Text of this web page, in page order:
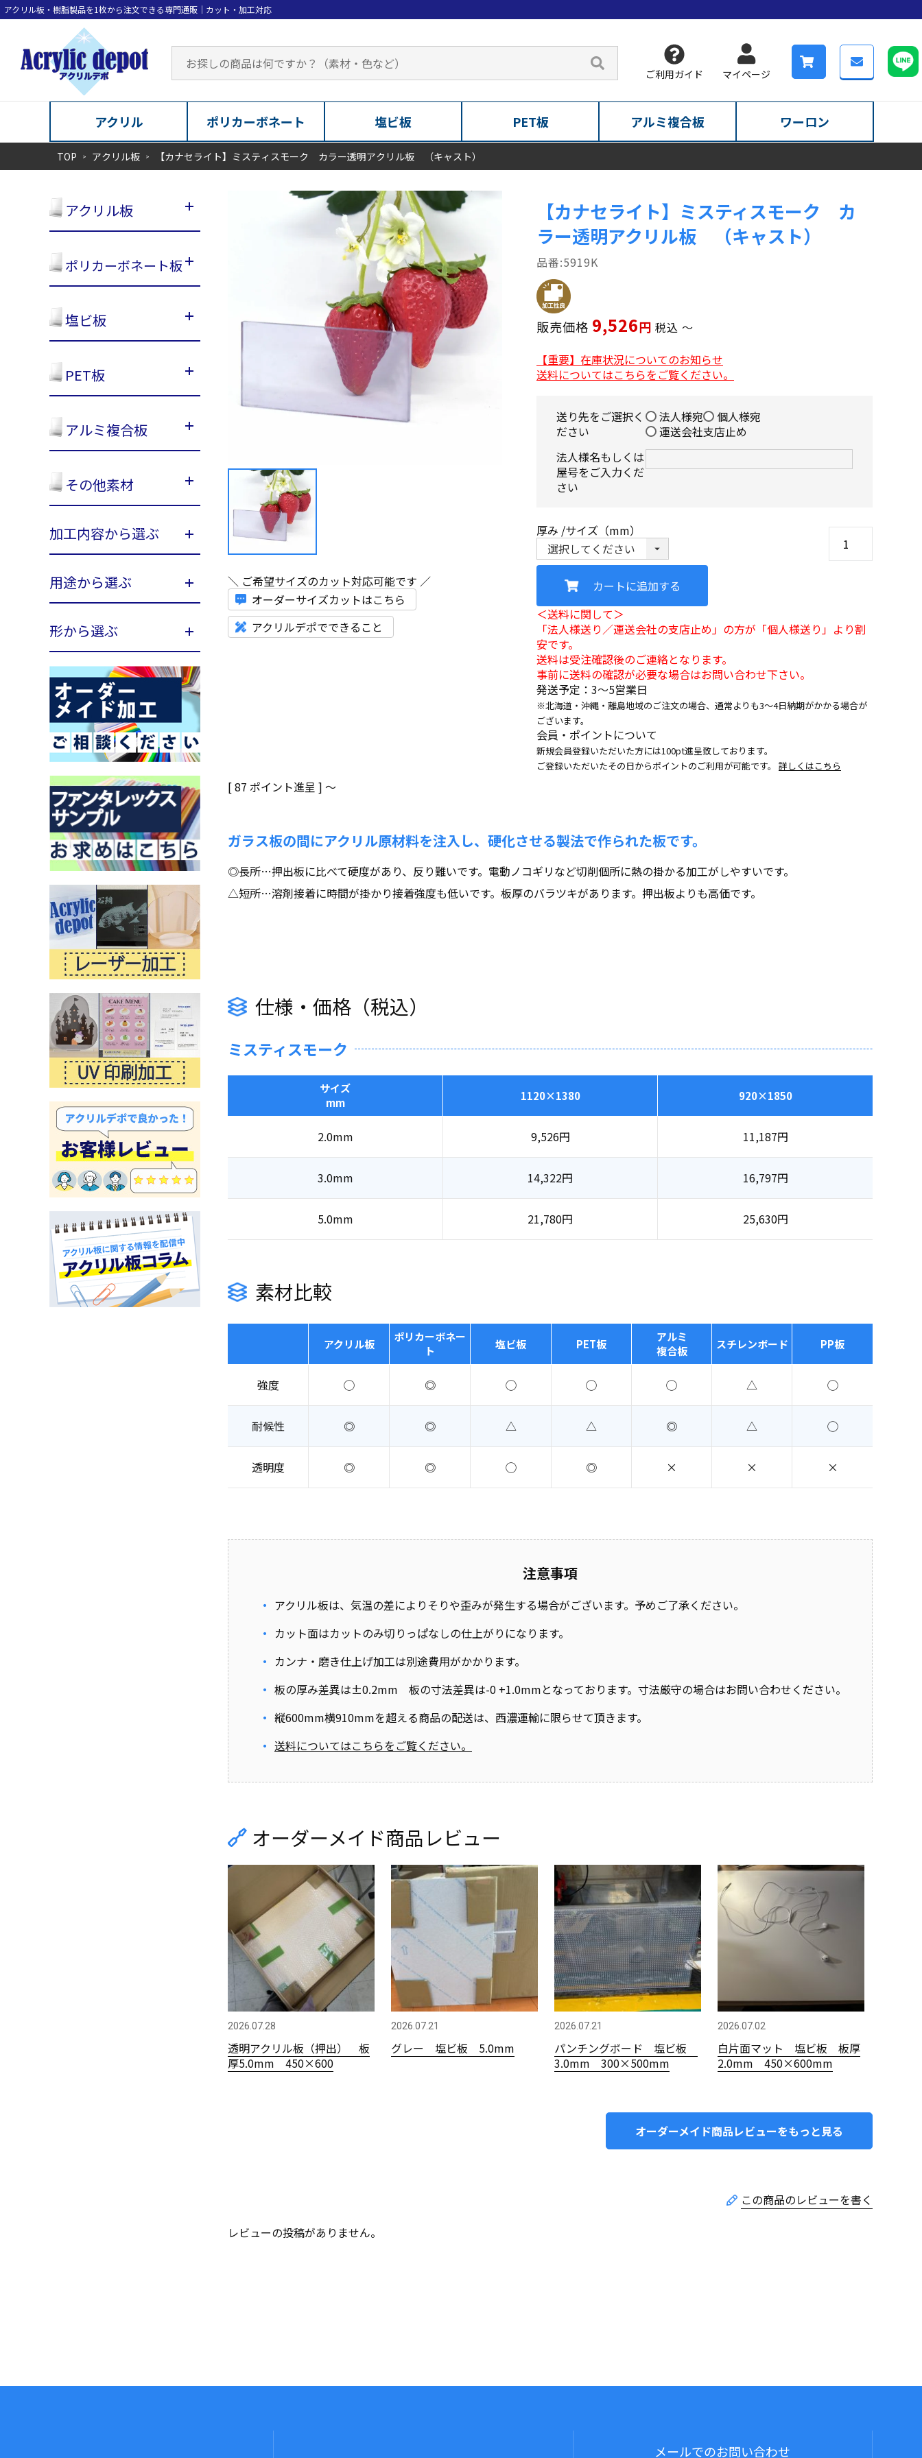
ご利用ガイド マイページ
アクリル ポリカーボネート 塩ビ板 PET板 アルミ複合板 ワーロン
TOP アクリル板 【カナセライト】ミスティスモーク カラー透明アクリル板 （キャスト）
アクリル板
ポリカーボネート板
塩ビ板
PET板
アルミ複合板
その他素材
加工内容から選ぶ
用途から選ぶ
形から選ぶ
＼ ご希望サイズのカット対応可能です ／
オーダーサイズカットはこちら
アクリルデポでできること
【カナセライト】ミスティスモーク カ
ラー透明アクリル板 （キャスト）
5919K
販売価格 9,526 税込 〜
【重要】在庫状況についてのお知らせ
送料についてはこちらをご覧ください。
送り先をご選択く
ださい
法人様宛
個人様宛
運送会社支店止め
法人様名もしくは
屋号をご入力くだ
さい
厚み サイズ（mm）
カートに追加する
＜送料に関して＞
「法人様送り／運送会社の支店止め」の方が「個人様送り」より割
安です。
送料は受注確認後のご連絡となります。
事前に送料の確認が必要な場合はお問い合わせ下さい。
発送予定：3〜5営業日
※北海道・沖縄・離島地域のご注文の場合、通常よりも3～4日納期がかかる場合が
ございます。
会員・ポイントについて
新規会員登録いただいた方には100pt進呈致しております。
ご登録いただいたその日からポイントのご利用が可能です。 詳しくはこちら
[87 ポイント進呈 ] 〜
ガラス板の間にアクリル原材料を注入し、硬化させる製法で作られた板です。
◎長所…押出板に比べて硬度があり、反り難いです。電動ノコギリなど切削個所に熱の掛かる加工がしやすいです。
△短所…溶剤接着に時間が掛かり接着強度も低いです。板厚のバラツキがあります。押出板よりも高価です。
仕様・価格（税込）
ミスティスモーク
サイズ
mm
1120×1380 920×1850
2.0mm 9,526円 11,187円
3.0mm 14,322円 16,797円
5.0mm 21,780円 25,630円
素材比較
アクリル板
ポリカーボネー
ト
塩ビ板 PET板
アルミ
複合板
スチレンボード PP板
強度 ◯ ◎ ◯ ◯ ◯ △ ◯
耐候性 ◎ ◎ △ △ ◎ △ ◯
透明度 ◎ ◎ ◯ ◎ × × ×
注意事項
アクリル板は、気温の差によりそりや歪みが発生する場合がございます。予めご了承ください。
カット面はカットのみ切りっぱなしの仕上がりになります。
カンナ・磨き仕上げ加工は別途費用がかかります。
板の厚み差異は±0.2mm 板の寸法差異は-0 +1.0mmとなっております。寸法厳守の場合はお問い合わせください。
縦600mm横910mmを超える商品の配送は、西濃運輸に限らせて頂きます。
送料についてはこちらをご覧ください。
オーダーメイド商品レビュー
2026.07.28
透明アクリル板（押出） 板
厚5.0mm 450×600
2026.07.21
グレー 塩ビ板 5.0mm
2026.07.21
パンチングボード 塩ビ板
3.0mm 300×500mm
2026.07.02
白片面マット 塩ビ板 板厚
2.0mm 450×600mm
オーダーメイド商品レビューをもっと見る
レビューの投稿がありません。
メールでのお問い合わせ